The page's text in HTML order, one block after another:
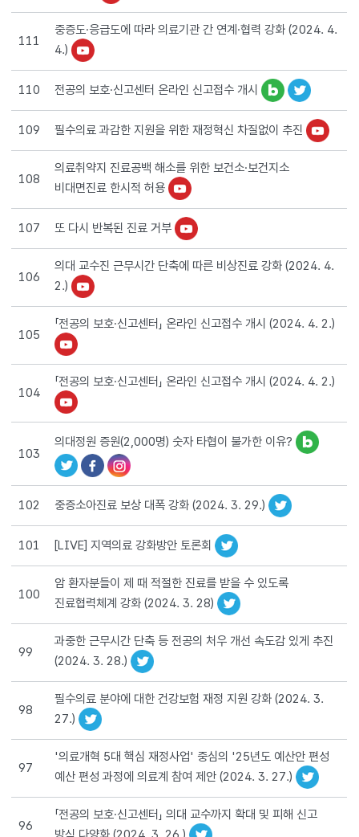
111
중증도·응급도에 따라 의료기관 간 연계·협력 강화 (2024. 4.
4.)
110 전공의 보호·신고센터 온라인 신고접수 개시
109 필수의료 과감한 지원을 위한 재정혁신 차질없이 추진
108
의료취약지 진료공백 해소를 위한 보건소·보건지소
비대면진료 한시적 허용
107 또 다시 반복된 진료 거부
106
의대 교수진 근무시간 단축에 따른 비상진료 강화 (2024. 4.
2.)
105
「전공의 보호·신고센터」 온라인 신고접수 개시 (2024. 4. 2.)
104
「전공의 보호·신고센터」 온라인 신고접수 개시 (2024. 4. 2.)
103
의대정원 증원(2,000명) 숫자 타협이 불가한 이유?
102 중증소아진료 보상 대폭 강화 (2024. 3. 29.)
101 [LIVE] 지역의료 강화방안 토론회
100
암 환자분들이 제 때 적절한 진료를 받을 수 있도록
진료협력체계 강화 (2024. 3. 28)
99
과중한 근무시간 단축 등 전공의 처우 개선 속도감 있게 추진
(2024. 3. 28.)
98
필수의료 분야에 대한 건강보험 재정 지원 강화 (2024. 3.
27.)
97
'의료개혁 5대 핵심 재정사업' 중심의 '25년도 예산안 편성
예산 편성 과정에 의료계 참여 제안 (2024. 3. 27.)
96
「전공의 보호·신고센터」 의대 교수까지 확대 및 피해 신고
방식 다양화 (2024. 3. 26.)